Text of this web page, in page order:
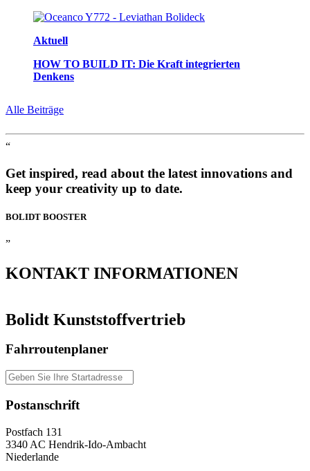
Aktuell
HOW TO BUILD IT: Die Kraft integrierten
Denkens
Alle Beiträge
“
Get inspired, read about the latest innovations and
keep your creativity up to date.
BOLIDT BOOSTER
”
KONTAKT INFORMATIONEN
Bolidt Kunststoffvertrieb
Fahrroutenplaner
Postanschrift
Postfach 131
3340 AC Hendrik-Ido-Ambacht
Niederlande